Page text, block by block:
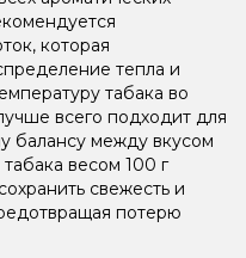
которая
тепла и
табака во
всего подходит для
балансу между вкусом
весом 100 г
свежесть и
потерю